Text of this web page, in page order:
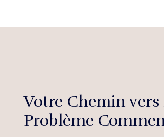
Votre Chemin
Problème